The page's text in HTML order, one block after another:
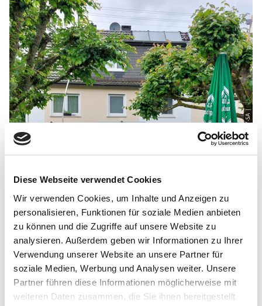
Diese Webseite verwendet Cookies
Wir verwenden Cookies, um Inhalte und Anzeigen zu
personalisieren, Funktionen für soziale Medien anbieten
zu können und die Zugriffe auf unsere Website zu
analysieren. Außerdem geben wir Informationen zu Ihrer
Verwendung unserer Website an unsere Partner für
soziale Medien, Werbung und Analysen weiter. Unsere
Partner führen diese Informationen möglicherweise mit
weiteren Daten zusammen, die Sie ihnen bereitgestellt
© CC-BY-SA |